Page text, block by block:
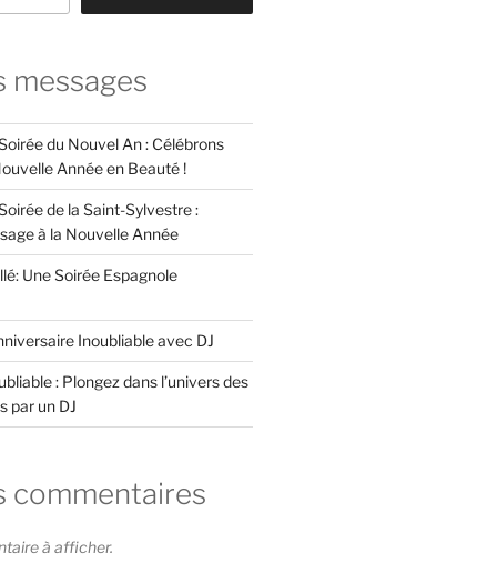
messages
du Nouvel An : Célébrons
Année en Beauté !
de la Saint-Sylvestre :
à la Nouvelle Année
Une Soirée Espagnole
Inoubliable avec DJ
: Plongez dans l’univers des
par un DJ
commentaires
à afficher.